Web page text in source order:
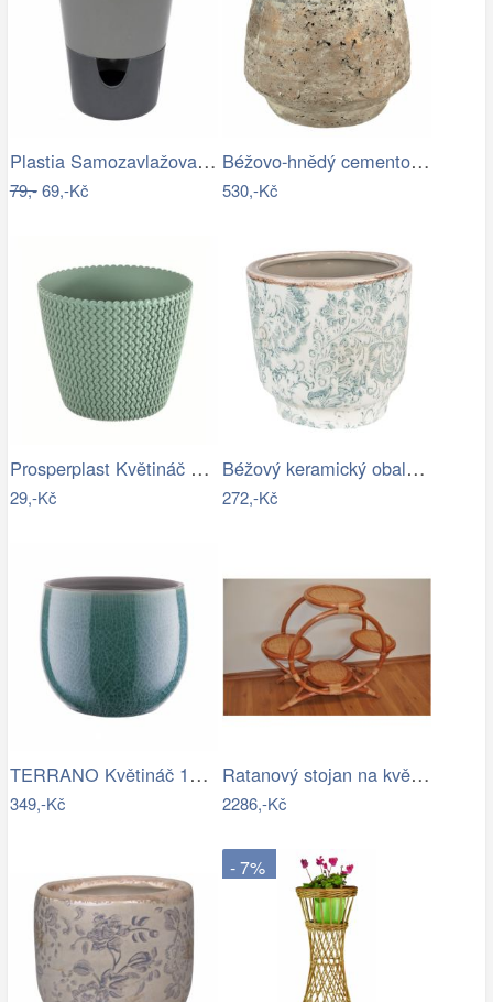
Plastia Samozavlažovací květináč…
79,-69,-Kč
Béžovo-hnědý cementový květináč s…
530,-Kč
Prosperplast Květináč Splofy šalvěj,…
29,-Kč
Béžový keramický obal na květináč se…
272,-Kč
TERRANO Květináč 15 cm
349,-Kč
Ratanový stojan na květináče - AX
2286,-Kč
- 7%